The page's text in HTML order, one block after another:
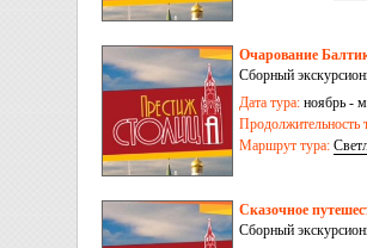
Очарование
Сборный
Дата тура: ноябрь -
Продолжительность
Маршрут тура:
Сказочное
Сборный